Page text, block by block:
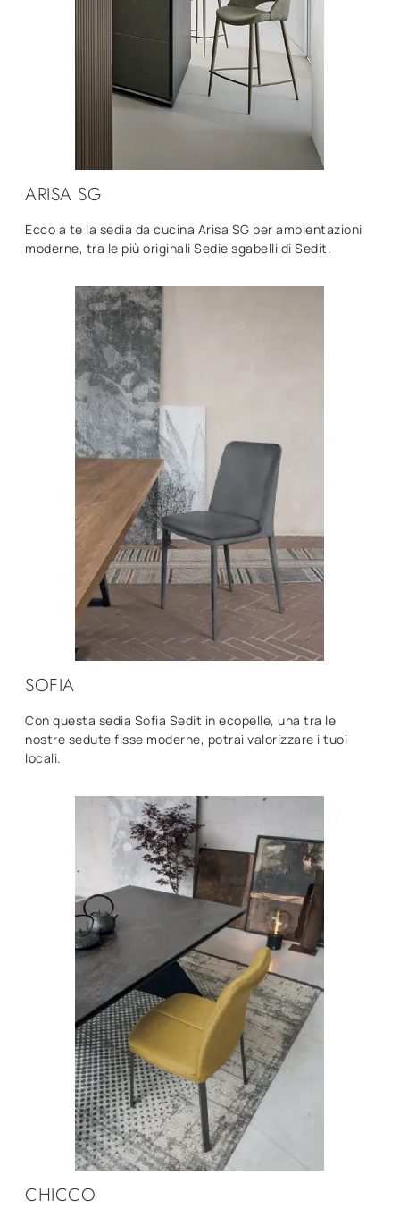
ARISA SG
Ecco a te la sedia da cucina Arisa SG per ambientazioni
moderne, tra le più originali Sedie sgabelli di Sedit.
SOFIA
Con questa sedia Sofia Sedit in ecopelle, una tra le
nostre sedute fisse moderne, potrai valorizzare i tuoi
locali.
CHICCO